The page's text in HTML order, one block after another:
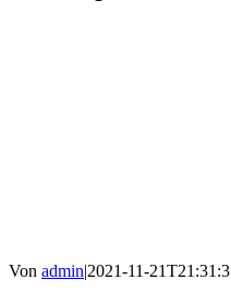
Von admin|2021-11-